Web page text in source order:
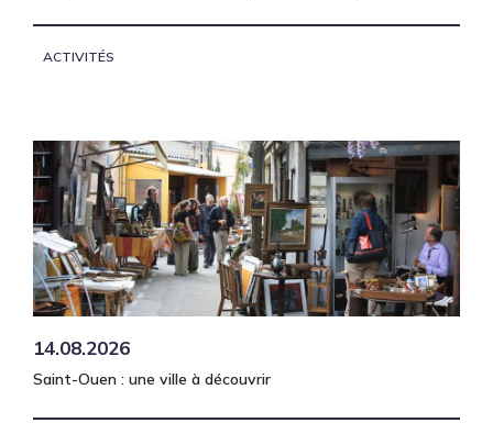
ACTIVITÉS
14.08.2026
Saint-Ouen : une ville à découvrir